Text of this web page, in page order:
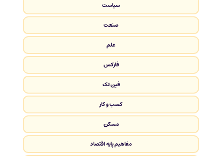
سیاست
صنعت
علم
فارکس
فین تک
کسب و کار
مسکن
مفاهیم پایه اقتصاد